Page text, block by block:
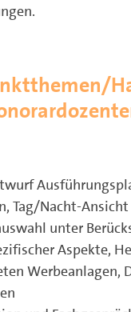
Tag/Nacht-Ansicht
unter
Aspekte,
Werbeanlagen,